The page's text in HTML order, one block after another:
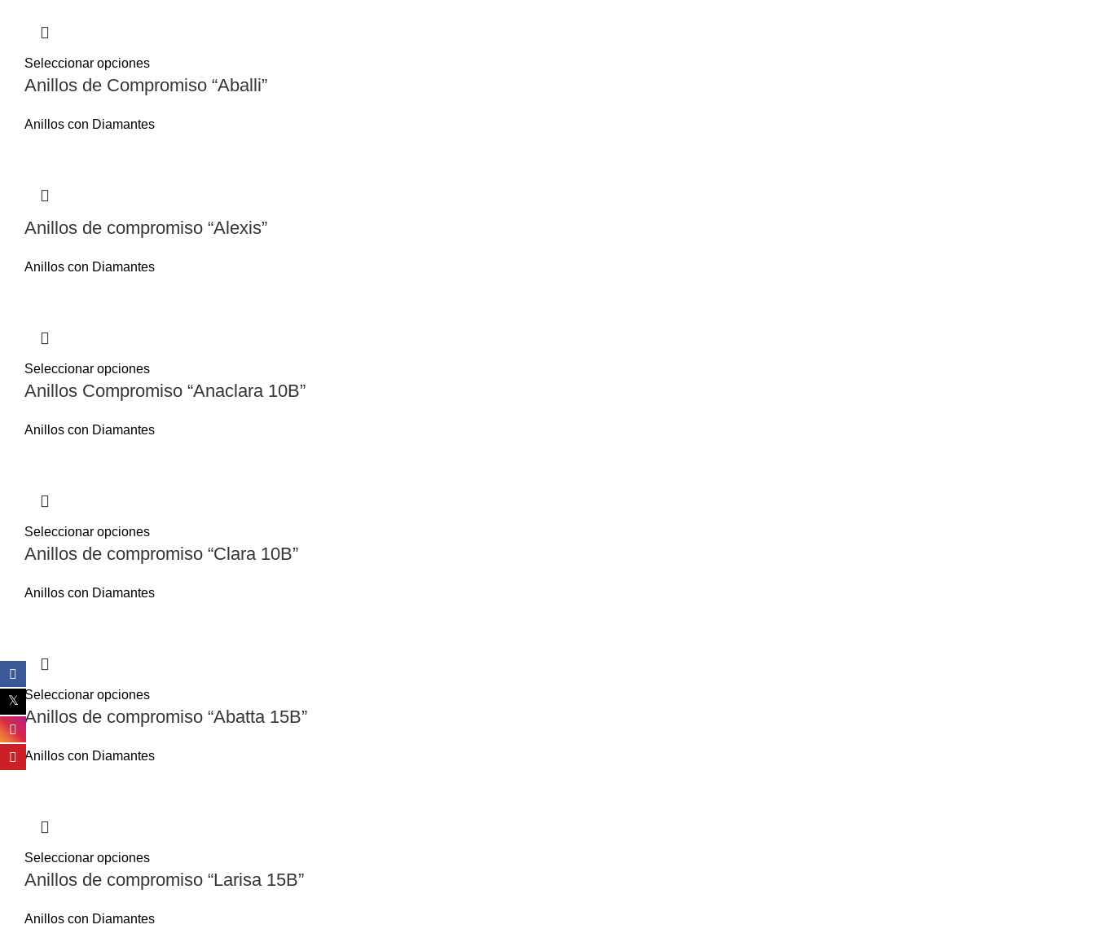
Seleccionar opciones
Anillos de Compromiso “Aballi”
Anillos con Diamantes
Anillos de compromiso “Alexis”
Anillos con Diamantes
Seleccionar opciones
Anillos Compromiso “Anaclara 10B”
Anillos con Diamantes
Seleccionar opciones
Anillos de compromiso “Clara 10B”
Anillos con Diamantes
Seleccionar opciones
Anillos de compromiso “Abatta 15B”
Anillos con Diamantes
Seleccionar opciones
Anillos de compromiso “Larisa 15B”
Anillos con Diamantes